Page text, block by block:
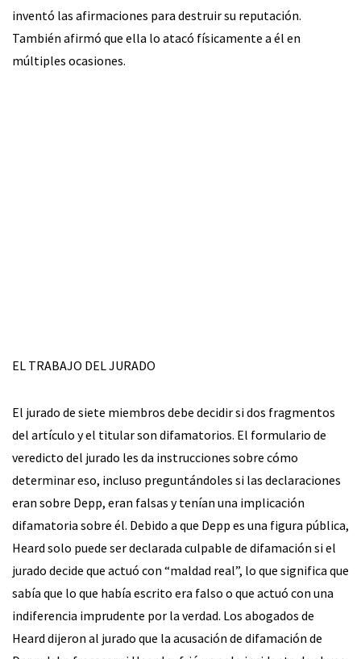
inventó las afirmaciones para destruir su reputación.
También afirmó que ella lo atacó físicamente a él en
múltiples ocasiones.
EL TRABAJO DEL JURADO
El jurado de siete miembros debe decidir si dos fragmentos
del artículo y el titular son difamatorios. El formulario de
veredicto del jurado les da instrucciones sobre cómo
determinar eso, incluso preguntándoles si las declaraciones
eran sobre Depp, eran falsas y tenían una implicación
difamatoria sobre él. Debido a que Depp es una figura pública,
Heard solo puede ser declarada culpable de difamación si el
jurado decide que actuó con “maldad real”, lo que significa que
sabía que lo que había escrito era falso o que actuó con una
indiferencia imprudente por la verdad. Los abogados de
Heard dijeron al jurado que la acusación de difamación de